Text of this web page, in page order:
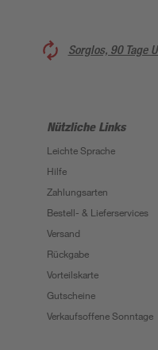
Sorglos, 90 Tage
Nützliche Links
Leichte Sprache
Hilfe
Zahlungsarten
Bestell- & Lieferservices
Versand
Rückgabe
Vorteilskarte
Gutscheine
Verkaufsoffene Sonntage